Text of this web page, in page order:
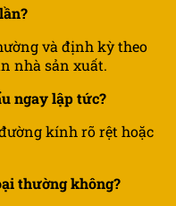
và định kỳ theo
nhà sản xuất.
ngay lập tức?
kính rõ rệt hoặc
thường không?